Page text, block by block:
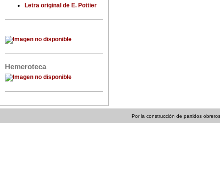
Letra original de E. Pottier
Hemeroteca
Por la construcción de partidos